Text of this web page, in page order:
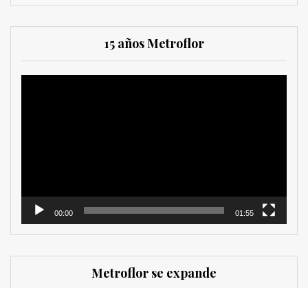
15 años Metroflor
00:00 01:55
Metroflor se expande